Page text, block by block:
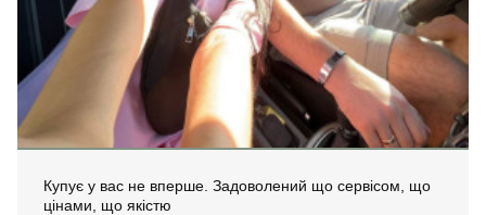
Купує у вас не вперше. Задоволений що сервісом, що
цінами, що якістю